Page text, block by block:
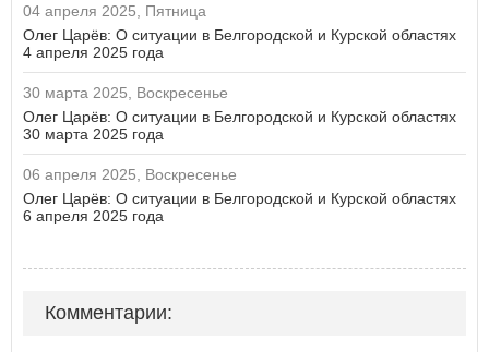
04 апреля 2025, Пятница
Олег Царёв: О ситуации в Белгородской и Курской областях
4 апреля 2025 года
30 марта 2025, Воскресенье
Олег Царёв: О ситуации в Белгородской и Курской областях
30 марта 2025 года
06 апреля 2025, Воскресенье
Олег Царёв: О ситуации в Белгородской и Курской областях
6 апреля 2025 года
Комментарии: